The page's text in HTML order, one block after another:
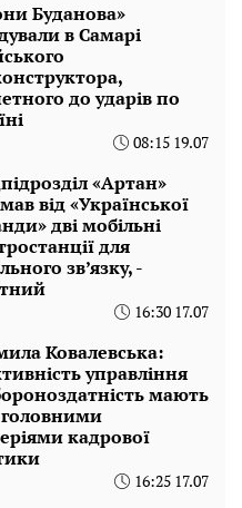
Буданова»
в Самарі
до ударів по
08:15 19.07
«Артан»
від «Української
дві мобільні
для
зв’язку, -
16:30 17.07
Ковалевська:
управління
мають
кадрової
16:25 17.07